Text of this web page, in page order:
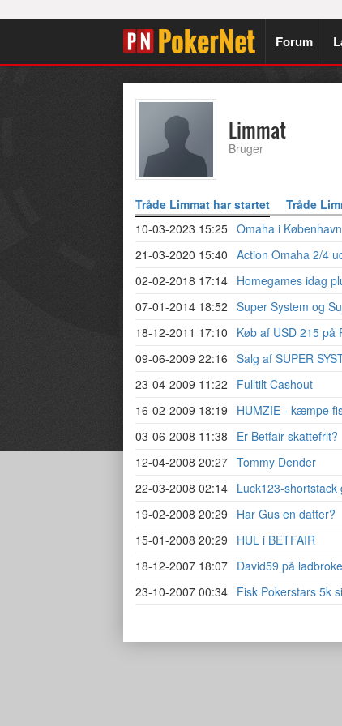
Forum
Limmat
Bruger
Tråde Limmat har startet
Tråde
10-03-2023 15:25 Omaha i København
21-03-2020 15:40 Action Omaha 2/4
02-02-2018 17:14 Homegames idag
07-01-2014 18:52 Super System og
18-12-2011 17:10
Køb af USD 215 på
09-06-2009 22:16 Salg af SUPER
23-04-2009 11:22
Fulltilt Cashout
16-02-2009 18:19
HUMZIE - kæmpe
03-06-2008 11:38
Er Betfair skattefrit?
12-04-2008 20:27 Tommy Dender
22-03-2008 02:14 Luck123-shortstack
19-02-2008 20:29
Har Gus en datter?
15-01-2008 20:29
HUL i BETFAIR
18-12-2007 18:07 David59 på
23-10-2007 00:34 Fisk Pokerstars 5k